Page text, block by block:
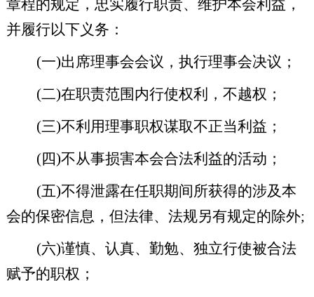
章程的规定，忠实履行职责、维护本会利益，
并履行以下义务：
(一)出席理事会会议，执行理事会决议；
(二)在职责范围内行使权利，不越权；
(三)不利用理事职权谋取不正当利益；
(四)不从事损害本会合法利益的活动；
(五)不得泄露在任职期间所获得的涉及本
会的保密信息，但法律、法规另有规定的除外;
(六)谨慎、认真、勤勉、独立行使被合法
赋予的职权；